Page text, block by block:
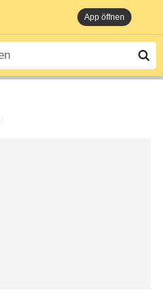
App öffnen